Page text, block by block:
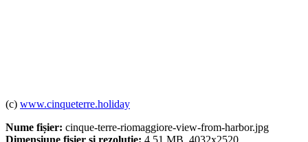
(c) www.cinqueterre.holiday
Nume fișier: cinque-terre-riomaggiore-view-from-harbor.jpg